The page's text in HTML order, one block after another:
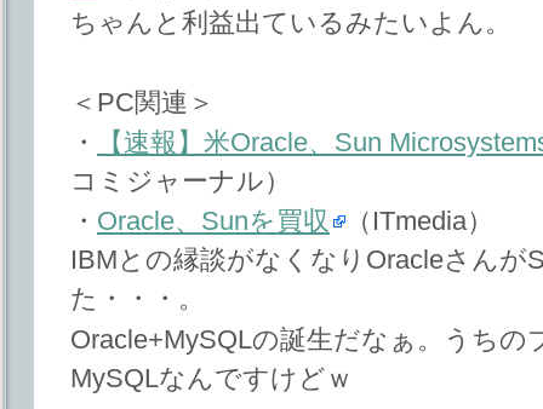
ちゃんと利益出ているみたいよん。
＜PC関連＞
・
【速報】米Oracle、Sun
コミジャーナル）
・ Oracle、Sunを買収
（ITmedia）
IBMとの縁談がなくなりOracleさんが
た・・・。
Oracle+MySQLの誕生だなぁ。うちの
MySQLなんですけどｗ